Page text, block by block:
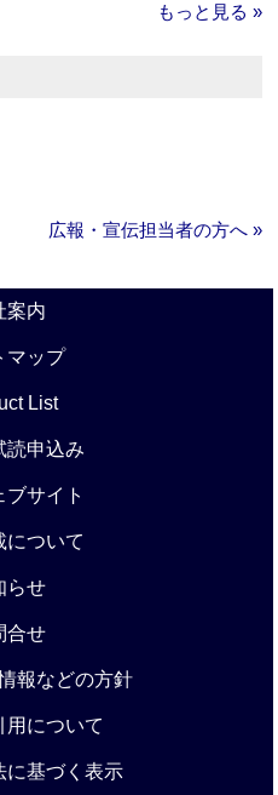
もっと見る »
広報・宣伝担当者の方へ »
案内
マップ
List
読申込み
ブサイト
について
らせ
合せ
報などの方針
用について
に基づく表示